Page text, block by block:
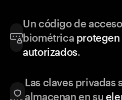
Un código de
biométrica protegen
autorizados.
Las claves privadas
almacenan en su